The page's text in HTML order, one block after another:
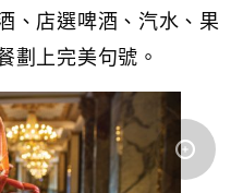
、店選啤酒、汽水、果
劃上完美句號。